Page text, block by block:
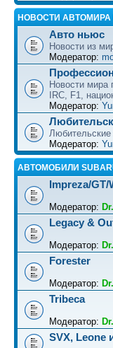
НОВОСТИ АВТОМИРА
Авто ньюс
Новости из
Модератор:
Новости мира
IRC, F1,
Модератор:
Любительские
Модератор:
АВТОМОБИЛИ
Impreza/GT/
Модератор:
Legacy &
Модератор:
Forester
Модератор:
Tribeca
Модератор:
SVX, Leone